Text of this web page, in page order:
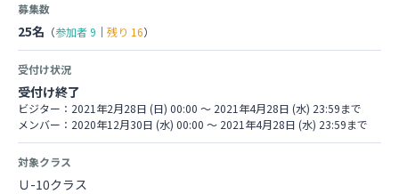
募集数
25名 （参加者9 ｜ 残り 16）
受付け状況
受付け終了
ビジター：2021年2月28日 (日) 00:00 〜 2021年4月28日 (水) 23:59まで
メンバー：2020年12月30日 (水) 00:00 〜 2021年4月28日 (水) 23:59まで
対象クラス
Ｕ-10クラス